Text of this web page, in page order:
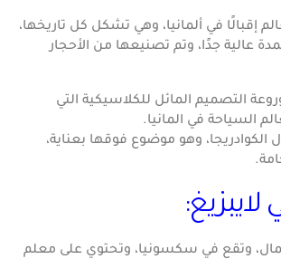
إقبالًا في ألمانيا، وهي تشكل كل تاريخها،
قائمة على 6 أعمدة عالية جدًا، وتم تصنيعها من الأحجار
التصميم المائل للكلاسيكية التي
السياحة في المانيا.
الكوادريجا، وهو موضوع فوقها بعناية،
وتقع في سكسونيا، وتحتوي على معلم